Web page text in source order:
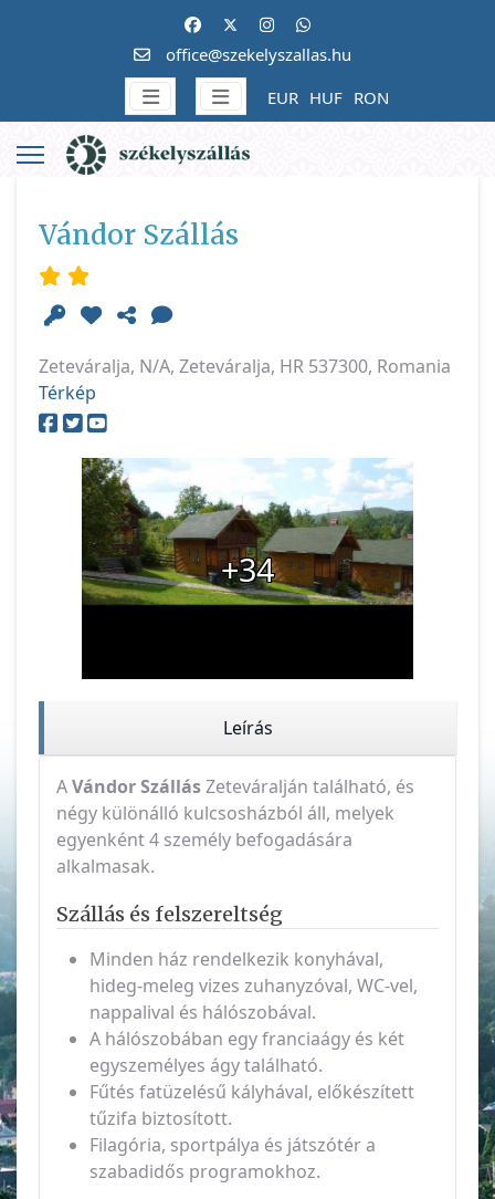
office@szekelyszallas.hu
EUR HUF RON
Vándor Szállás
Zeteváralja, N/A, Zeteváralja, HR 537300, Romania
Térkép
+34
Leírás
AVándor SzállásZeteváralján található, és
négy különálló kulcsosházból áll, melyek
egyenként 4 személy befogadására
alkalmasak.
Szállás és felszereltség
Minden ház rendelkezik konyhával,
hideg-meleg vizes zuhanyzóval, WC-vel,
nappalival és hálószobával.
A hálószobában egy franciaágy és két
egyszemélyes ágy található.
Fűtés fatüzelésű kályhával, előkészített
tűzifa biztosított.
Filagória, sportpálya és játszótér a
szabadidős programokhoz.